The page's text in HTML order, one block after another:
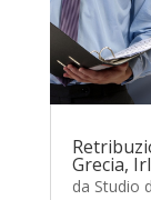
Grecia,
da Studio